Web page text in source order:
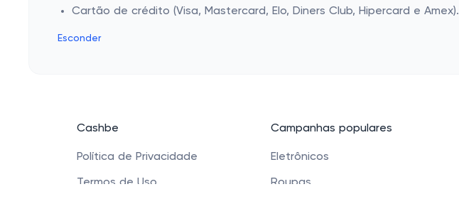
Cartão de crédito (Visa, Mastercard, Elo, Diners Club, Hipercard e Amex).
Esconder
Cashbe
Política de Privacidade
Termos de Uso
Campanhas populares
Eletrônicos
Roupas